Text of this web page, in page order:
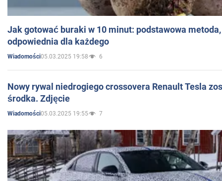
Jak gotować buraki w 10 minut: podstawowa
odpowiednia dla każdego
Wiadomości05.03.2025 19:58 6
Nowy rywal niedrogiego crossovera Renault Tesla
środka. Zdjęcie
Wiadomości05.03.2025 19:55 7